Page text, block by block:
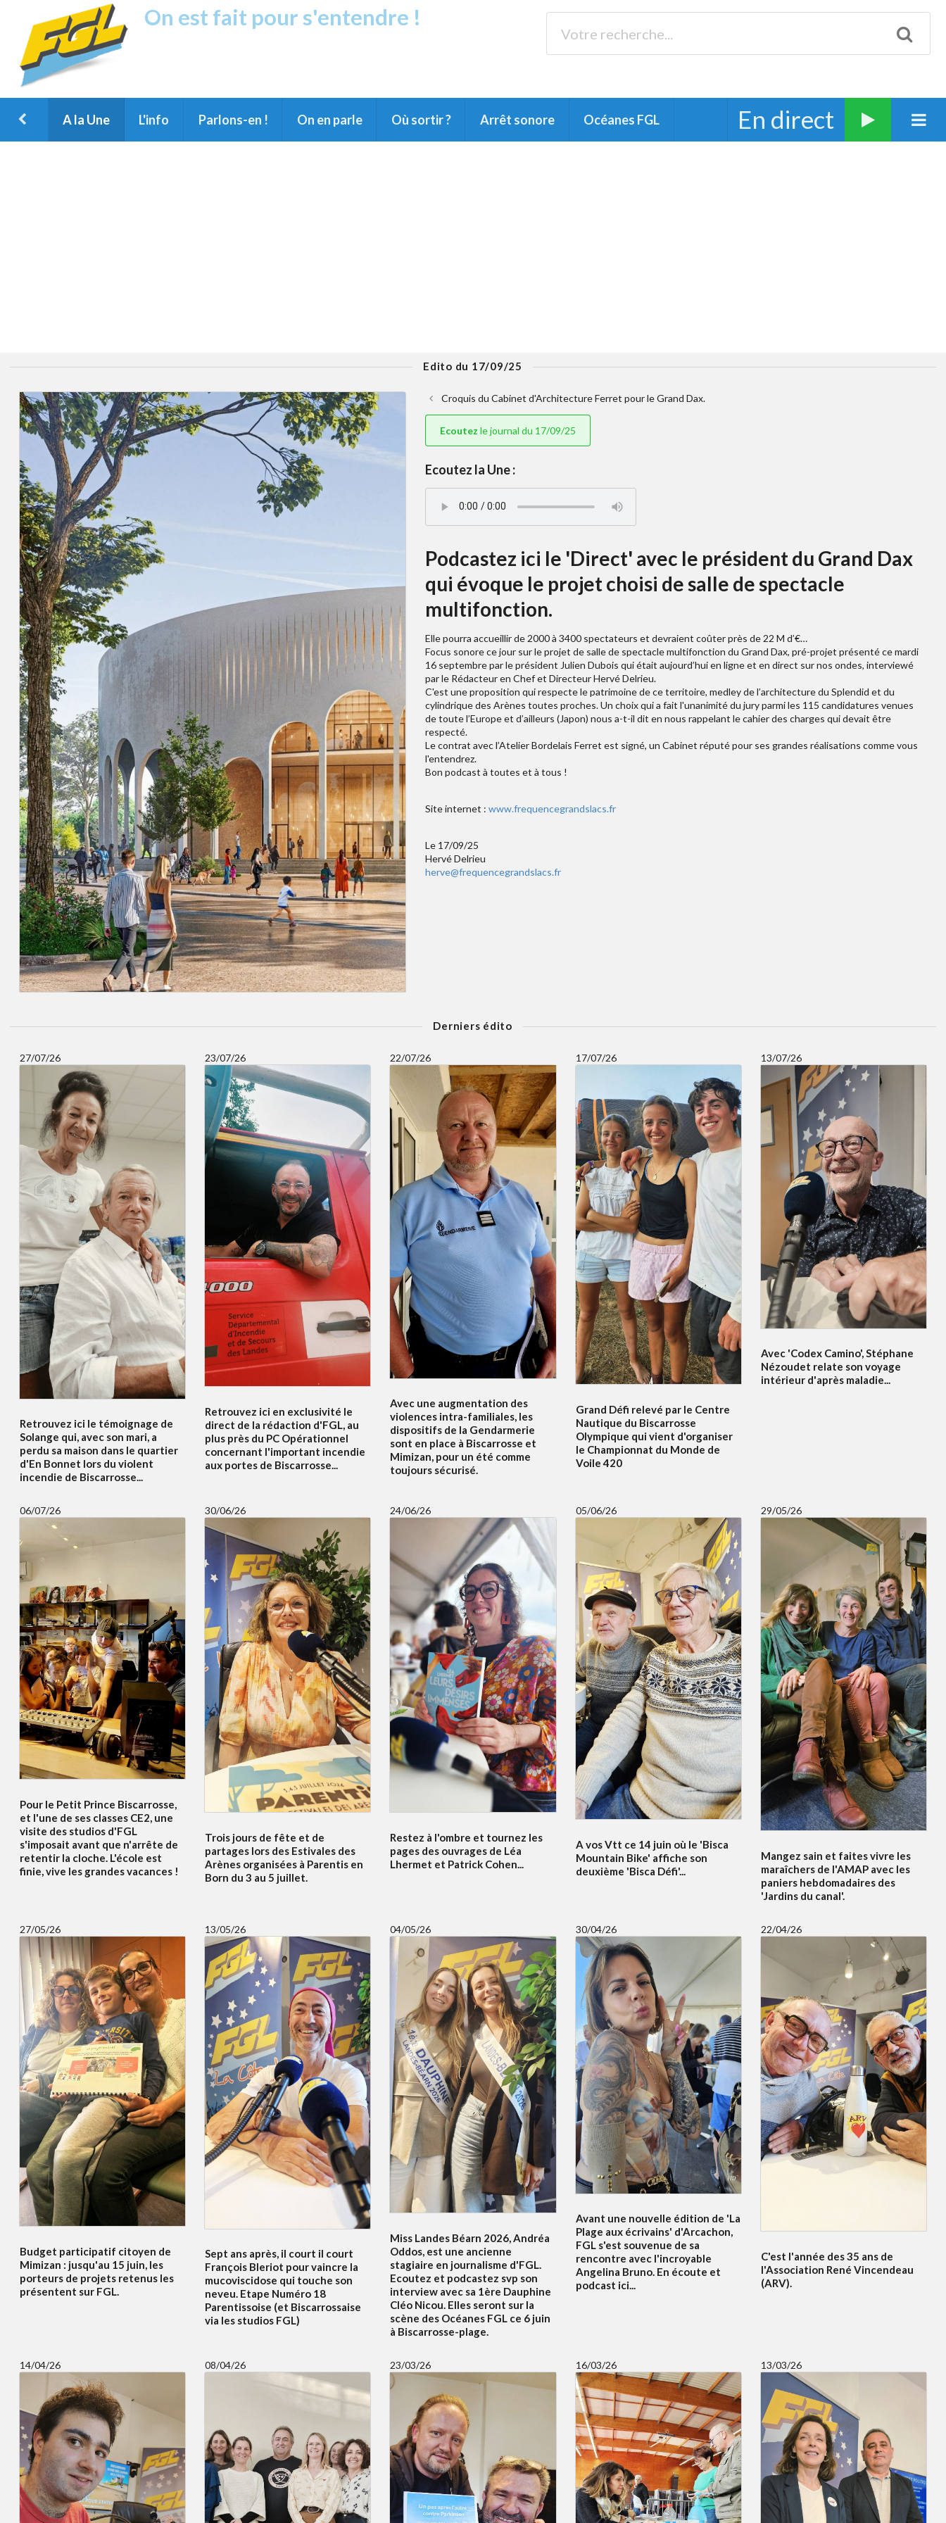
On est fait pour s'entendre !
A la Une L'info Parlons-en ! On en parle Où sortir ? Arrêt sonore Océanes FGL En direct
Edito du 17/09/25
Croquis du Cabinet d'Architecture Ferret pour le Grand Dax.
Ecoutez le journal du 17/09/25
Ecoutez la Une :
Podcastez ici le 'Direct' avec le président du Grand Dax
qui évoque le projet choisi de salle de spectacle
multifonction.
Elle pourra accueillir de 2000 à 3400 spectateurs et devraient coûter près de 22 M d’€…
Focus sonore ce jour sur le projet de salle de spectacle multifonction du Grand Dax, pré-projet présenté ce mardi
16 septembre par le président Julien Dubois qui était aujourd’hui en ligne et en direct sur nos ondes, interviewé
par le Rédacteur en Chef et Directeur Hervé Delrieu.
C'est une proposition qui respecte le patrimoine de ce territoire, medley de l’architecture du Splendid et du
cylindrique des Arènes toutes proches. Un choix qui a fait l'unanimité du jury parmi les 115 candidatures venues
de toute l’Europe et d’ailleurs (Japon) nous a-t-il dit en nous rappelant le cahier des charges qui devait être
respecté.
Le contrat avec l’Atelier Bordelais Ferret est signé, un Cabinet réputé pour ses grandes réalisations comme vous
l'entendrez.
Bon podcast à toutes et à tous !
Site internet : www.frequencegrandslacs.fr
Le 17/09/25
Hervé Delrieu
herve@frequencegrandslacs.fr
Derniers édito
27/07/26
Retrouvez ici le témoignage de
Solange qui, avec son mari, a
perdu sa maison dans le quartier
d'En Bonnet lors du violent
incendie de Biscarrosse...
23/07/26
Retrouvez ici en exclusivité le
direct de la rédaction d'FGL, au
plus près du PC Opérationnel
concernant l'important incendie
aux portes de Biscarrosse...
22/07/26
Avec une augmentation des
violences intra-familiales, les
dispositifs de la Gendarmerie
sont en place à Biscarrosse et
Mimizan, pour un été comme
toujours sécurisé.
17/07/26
Grand Défi relevé par le Centre
Nautique du Biscarrosse
Olympique qui vient d'organiser
le Championnat du Monde de
Voile 420
13/07/26
Avec 'Codex Camino', Stéphane
Nézoudet relate son voyage
intérieur d'après maladie...
06/07/26
Pour le Petit Prince Biscarrosse,
et l'une de ses classes CE2, une
visite des studios d'FGL
s'imposait avant que n'arrête de
retentir la cloche. L'école est
finie, vive les grandes vacances !
30/06/26
Trois jours de fête et de
partages lors des Estivales des
Arènes organisées à Parentis en
Born du 3 au 5 juillet.
24/06/26
Restez à l'ombre et tournez les
pages des ouvrages de Léa
Lhermet et Patrick Cohen...
05/06/26
A vos Vtt ce 14 juin où le 'Bisca
Mountain Bike' affiche son
deuxième 'Bisca Défi'...
29/05/26
Mangez sain et faites vivre les
maraîchers de l'AMAP avec les
paniers hebdomadaires des
'Jardins du canal'.
27/05/26
Budget participatif citoyen de
Mimizan : jusqu'au 15 juin, les
porteurs de projets retenus les
présentent sur FGL.
13/05/26
Sept ans après, il court il court
François Bleriot pour vaincre la
mucoviscidose qui touche son
neveu. Etape Numéro 18
Parentissoise (et Biscarrossaise
via les studios FGL)
04/05/26
Miss Landes Béarn 2026, Andréa
Oddos, est une ancienne
stagiaire en journalisme d'FGL.
Ecoutez et podcastez svp son
interview avec sa 1ère Dauphine
Cléo Nicou. Elles seront sur la
scène des Océanes FGL ce 6 juin
à Biscarrosse-plage.
30/04/26
Avant une nouvelle édition de 'La
Plage aux écrivains' d'Arcachon,
FGL s'est souvenue de sa
rencontre avec l'incroyable
Angelina Bruno. En écoute et
podcast ici...
22/04/26
C'est l'année des 35 ans de
l'Association René Vincendeau
(ARV).
14/04/26 08/04/26 23/03/26 16/03/26 13/03/26